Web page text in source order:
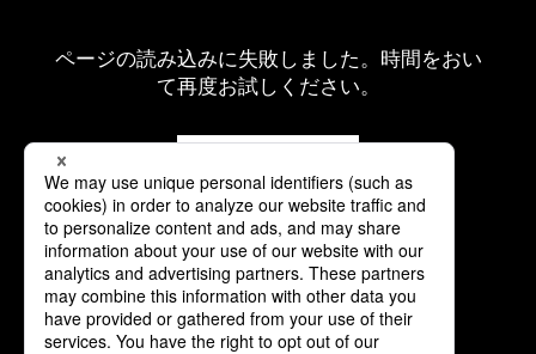
ページの読み込みに失敗しました。時間をおい
て再度お試しください。